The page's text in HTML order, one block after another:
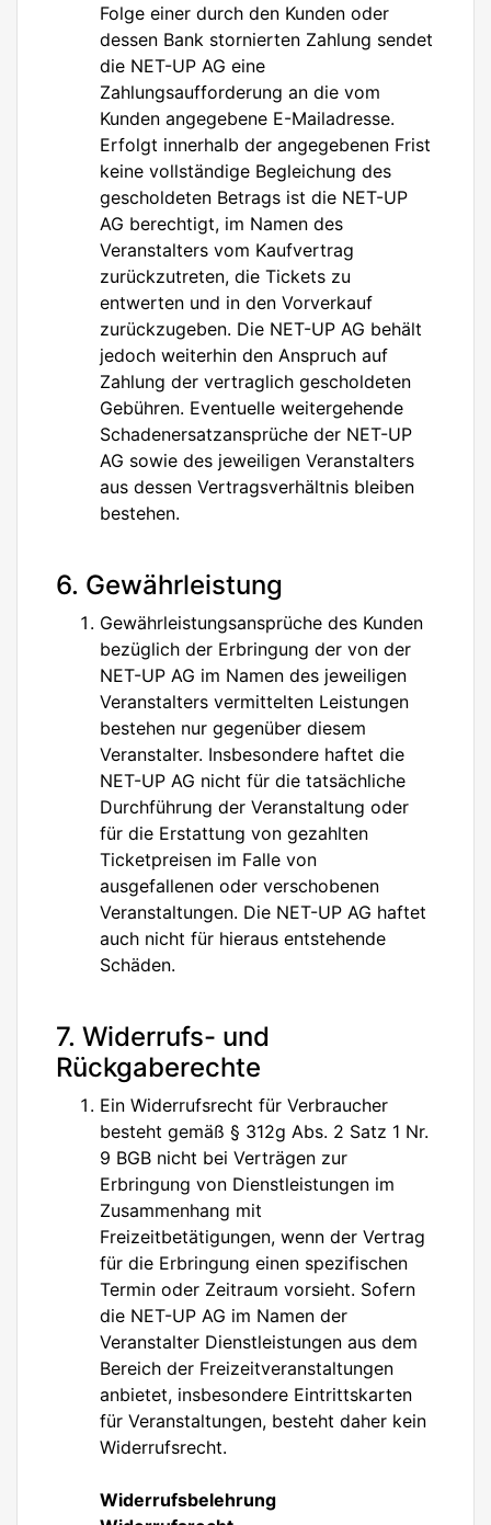
Folge einer durch den Kunden oder
dessen Bank stornierten Zahlung sendet
die NET-UP AG eine
Zahlungsaufforderung an die vom
Kunden angegebene E-Mailadresse.
Erfolgt innerhalb der angegebenen Frist
keine vollständige Begleichung des
gescholdeten Betrags ist die NET-UP
AG berechtigt, im Namen des
Veranstalters vom Kaufvertrag
zurückzutreten, die Tickets zu
entwerten und in den Vorverkauf
zurückzugeben. Die NET-UP AG behält
jedoch weiterhin den Anspruch auf
Zahlung der vertraglich gescholdeten
Gebühren. Eventuelle weitergehende
Schadenersatzansprüche der NET-UP
AG sowie des jeweiligen Veranstalters
aus dessen Vertragsverhältnis bleiben
bestehen.
6. Gewährleistung
Gewährleistungsansprüche des Kunden
bezüglich der Erbringung der von der
NET-UP AG im Namen des jeweiligen
Veranstalters vermittelten Leistungen
bestehen nur gegenüber diesem
Veranstalter. Insbesondere haftet die
NET-UP AG nicht für die tatsächliche
Durchführung der Veranstaltung oder
für die Erstattung von gezahlten
Ticketpreisen im Falle von
ausgefallenen oder verschobenen
Veranstaltungen. Die NET-UP AG haftet
auch nicht für hieraus entstehende
Schäden.
7. Widerrufs- und
Rückgaberechte
Ein Widerrufsrecht für Verbraucher
besteht gemäß § 312g Abs. 2 Satz 1 Nr.
9 BGB nicht bei Verträgen zur
Erbringung von Dienstleistungen im
Zusammenhang mit
Freizeitbetätigungen, wenn der Vertrag
für die Erbringung einen spezifischen
Termin oder Zeitraum vorsieht. Sofern
die NET-UP AG im Namen der
Veranstalter Dienstleistungen aus dem
Bereich der Freizeitveranstaltungen
anbietet, insbesondere Eintrittskarten
für Veranstaltungen, besteht daher kein
Widerrufsrecht.
Widerrufsbelehrung